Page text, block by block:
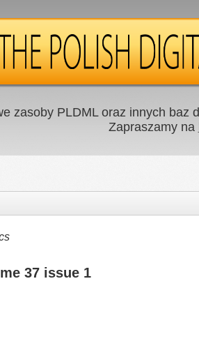
zasoby PLDML oraz innych
Zapraszamy na
37 issue 1